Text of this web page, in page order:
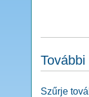
Szűrje